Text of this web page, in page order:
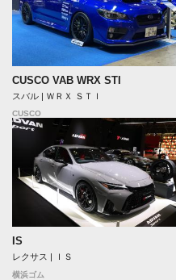
CUSCO VAB WRX STI
スバル | ＷＲＸ ＳＴＩ
CUSCO
IS
レクサス | ＩＳ
横浜ゴム